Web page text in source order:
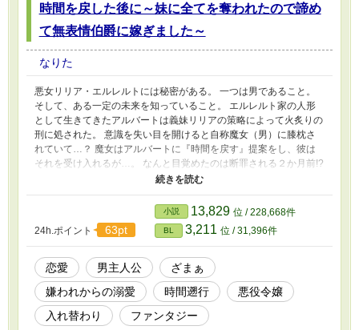
時間を戻した後に～妹に全てを奪われたので諦め
て無表情伯爵に嫁ぎました～
なりた
悪女リリア・エルレルトには秘密がある。 一つは男であること。
そして、ある一定の未来を知っていること。 エルレルト家の人形
として生きてきたアルバートは義妹リリアの策略によって火炙りの
刑に処された。 意識を失い目を開けると自称魔女（男）に膝枕さ
れていて…？ 魔女はアルバートに『時間を戻す』提案をし、彼は
それを受け入れるが…。 なんと目覚めたのは断罪される２か月前!?
引くに引けない時期に戻されたことを嘆くも、あの忌まわしきイベ
と婚姻⁉ まぁどうせ出ていくからいっか！ 北方の堅物伯爵×行動力
の塊系主人公（途中まで女性）
24h.ポイント
63pt
小説 13,829 位 / 228,668件
BL 3,211 位 / 31,396件
恋愛 男主人公
ざまぁ
嫌われからの溺愛
時間遡行
悪役令嬢
入れ替わり
ファンタジー